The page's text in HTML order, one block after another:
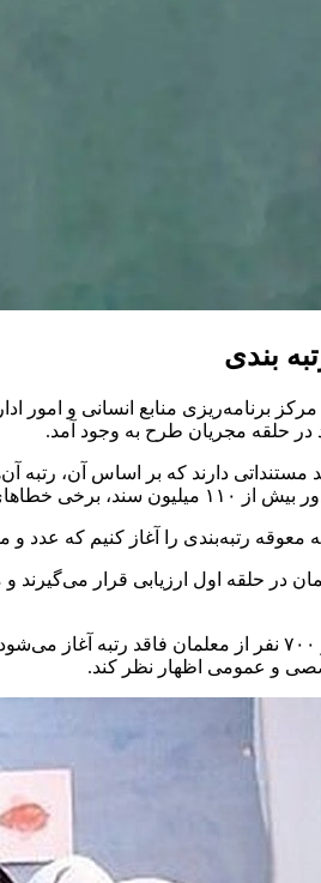
بندی
برنامه‌ریزی منابع انسانی و
حلقه مجریان طرح به وجود آمد.
مستنداتی دارند که بر اساس آن، رتبه
را به همراه داشت.
معوقه رتبه‌بندی را آغاز کنیم که
در حلقه اول ارزیابی قرار می‌گیرند و
وی گفت: امروز ارزیابی ۹۹ هزار و ۷۰۰ نفر
و عمومی اظهار نظر کند.